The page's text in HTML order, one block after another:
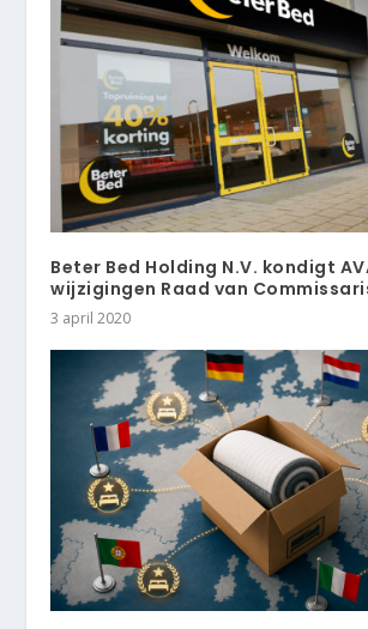
Beter Bed Holding N.V. kondigt
wijzigingen Raad van
3 april 2020